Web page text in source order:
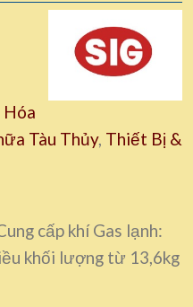
Hóa
Tàu Thủy, Thiết Bị &
cấp khí Gas lạnh:
khối lượng từ 13,6kg